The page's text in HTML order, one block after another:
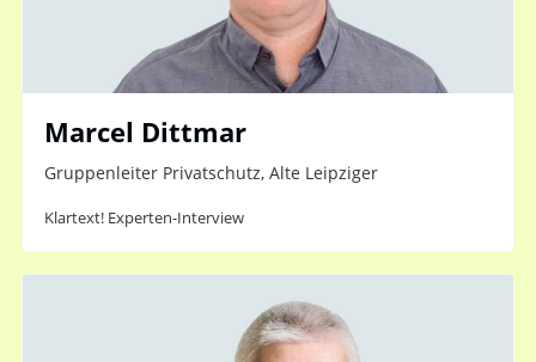
Marcel Dittmar
Gruppenleiter Privatschutz, Alte Leipziger
Klartext! Experten-Interview